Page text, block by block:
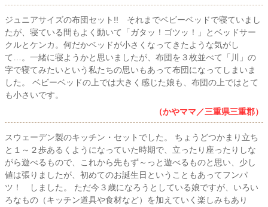
ジュニアサイズの布団セット!! それまでベビーベッドで寝ていまし
たが、寝ている間もよく動いて「ガタッ！ゴツッ！」とベッドサー
クルとケンカ。何だかベッドが小さくなってきたような気がし
て…。一緒に寝ようかと思いましたが、布団を３枚並べて「川」の
字で寝てみたいという私たちの思いもあって布団になってしまいま
した。 ベビーベッドの上では大きく感じた娘も、布団の上ではとて
も小さいです。
（かやママ／三重県三重郡）
スウェーデン製のキッチン・セットでした。 ちょうどつかまり立ち
と１～２歩あるくようになっていた時期で、立ったり座ったりしな
がら遊べるもので、これから先もず～っと遊べるものと思い、少し
値は張りましたが、初めてのお誕生日ということもあってフンパ
ツ！ しました。 ただ今３歳になろうとしている娘ですが、いろい
ろなもの（キッチン道具や食材など）を加えていく楽しみもあり